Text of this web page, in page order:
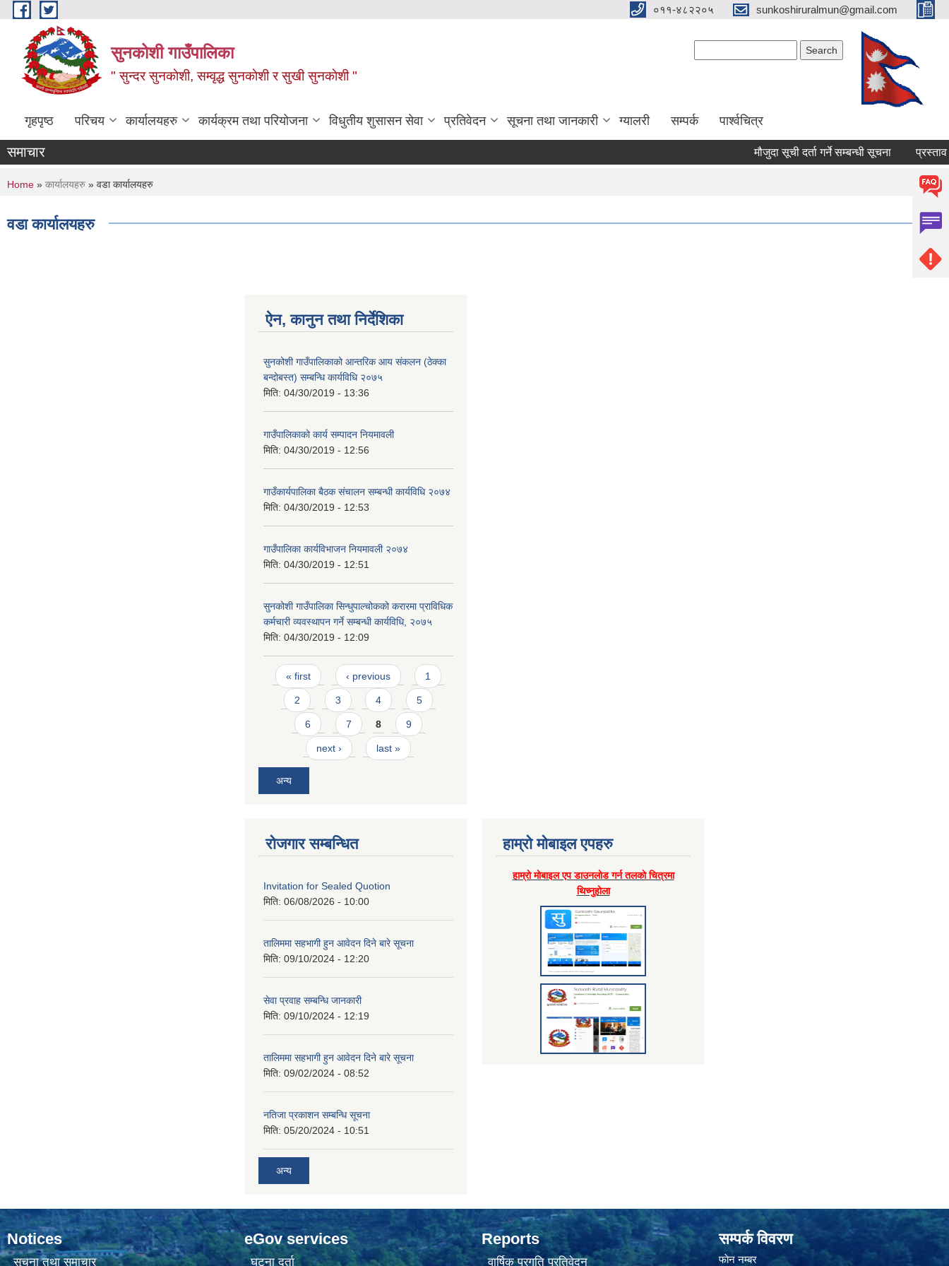
Skip to main content ०११-४८२२०५ sunkoshiruralmun@gmail.com
सुनकोशी गाउँपालिका
" सुन्दर सुनकाेशी, सम्वृद्ध सुनकाेशी र सुखी सुनकाेशी "
गृहपृष्ठ परिचय कार्यालयहरु कार्यक्रम तथा परियोजना विधुतीय शुसासन सेवा प्रतिवेदन सूचना तथा जानकारी ग्यालरी सम्पर्क पार्श्वचित्र
समाचार मौजुदा सूची दर्ता गर्ने सम्बन्धी सूचना प्रस्ताव पेश
You are here
Home » कार्यालयहरु » वडा कार्यालयहरु
वडा कार्यालयहरु
ऐन, कानुन तथा निर्देशिका
सुनकोशी गाउँपालिकाको आन्तरिक आय संकलन (ठेक्का
बन्दोबस्त) सम्बन्धि कार्यविधि २०७५
मिति: 04/30/2019 - 13:36
गाउँपालिकाको कार्य सम्पादन नियमावली
मिति: 04/30/2019 - 12:56
गाउँकार्यपालिका बैठक संचालन सम्बन्धी कार्यविधि २०७४
मिति: 04/30/2019 - 12:53
गाउँपालिका कार्यविभाजन नियमावली २०७४
मिति: 04/30/2019 - 12:51
सुनकोशी गाउँपालिका सिन्धुपाल्चोकको करारमा प्राविधिक
कर्मचारी व्यवस्थापन गर्ने सम्बन्धी कार्यविधि, २०७५
मिति: 04/30/2019 - 12:09
Pages
« first ‹ previous 1
2 3 4 5
6 7 8 9
next › last »
अन्य
रोजगार सम्बन्धित
Invitation for Sealed Quotion
मिति: 06/08/2026 - 10:00
तालिममा सहभागी हुन आवेदन दिने बारे सूचना
मिति: 09/10/2024 - 12:20
सेवा प्रवाह सम्बन्धि जानकारी
मिति: 09/10/2024 - 12:19
तालिममा सहभागी हुन आवेदन दिने बारे सूचना
मिति: 09/02/2024 - 08:52
नतिजा प्रकाशन सम्बन्धि सूचना
मिति: 05/20/2024 - 10:51
अन्य
हाम्राे माेबाइल एपहरु
हाम्राे माेबाइल एप डाउनलाेड गर्न तलकाे चित्रमा
थिच्नुहाेला
Notices
सूचना तथा समाचार
eGov services
घटना दर्ता
Reports
वार्षिक प्रगति प्रतिवेदन
सम्पर्क विवरण
फाेन न‌‍‍‍‌‌म्बर